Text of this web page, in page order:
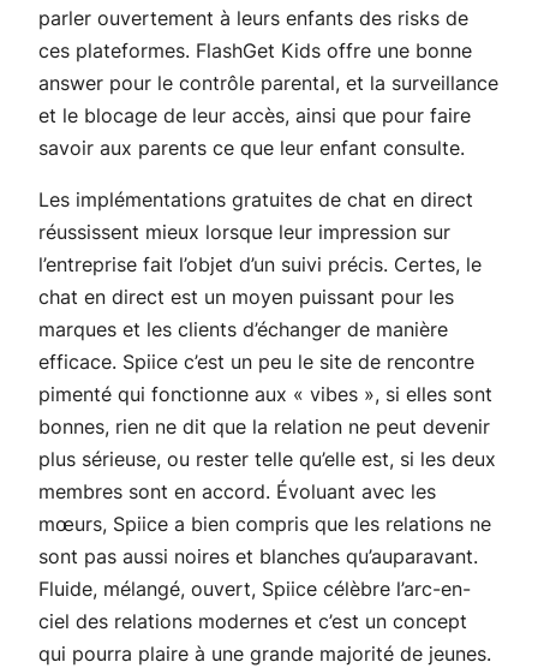
parler ouvertement à leurs enfants des risks de
ces plateformes. FlashGet Kids offre une bonne
answer pour le contrôle parental, et la surveillance
et le blocage de leur accès, ainsi que pour faire
savoir aux parents ce que leur enfant consulte.
Les implémentations gratuites de chat en direct
réussissent mieux lorsque leur impression sur
l’entreprise fait l’objet d’un suivi précis. Certes, le
chat en direct est un moyen puissant pour les
marques et les clients d’échanger de manière
efficace. Spiice c’est un peu le site de rencontre
pimenté qui fonctionne aux « vibes », si elles sont
bonnes, rien ne dit que la relation ne peut devenir
plus sérieuse, ou rester telle qu’elle est, si les deux
membres sont en accord. Évoluant avec les
mœurs, Spiice a bien compris que les relations ne
sont pas aussi noires et blanches qu’auparavant.
Fluide, mélangé, ouvert, Spiice célèbre l’arc-en-
ciel des relations modernes et c’est un concept
qui pourra plaire à une grande majorité de jeunes.